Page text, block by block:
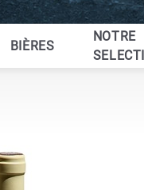
BIÈRES
NOTRE